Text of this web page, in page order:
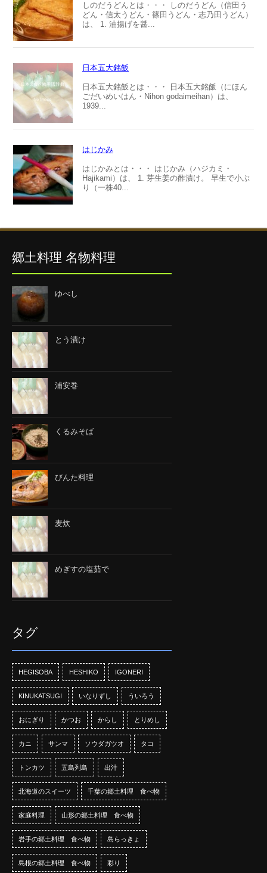
しのだうどんとは・・・ しのだうどん（信田う
どん・信太うどん・篠田うどん・志乃田うどん）
は、 1. 油揚げを醤...
日本五大銘飯
日本五大銘飯とは・・・ 日本五大銘飯（にほん
ごだいめいはん・Nihon godaimeihan）は、
1939...
はじかみ
はじかみとは・・・ はじかみ（ハジカミ・
Hajikami）は、 1. 芽生姜の酢漬け。 早生で小ぶ
り（一株40...
郷土料理 名物料理
ゆべし
とう漬け
浦安巻
くるみそば
びんた料理
麦炊
めぎすの塩茹で
タグ
HEGISOBA HESHIKO IGONERI
KINUKATSUGI いなりずし ういろう
おにぎり かつお からし とりめし
カニ サンマ ソウダガツオ タコ
トンカツ 五島列島 出汁
北海道のスイーツ 千葉の郷土料理 食べ物
家庭料理 山形の郷土料理 食べ物
岩手の郷土料理 食べ物 島らっきょ
島根の郷土料理 食べ物 彩り